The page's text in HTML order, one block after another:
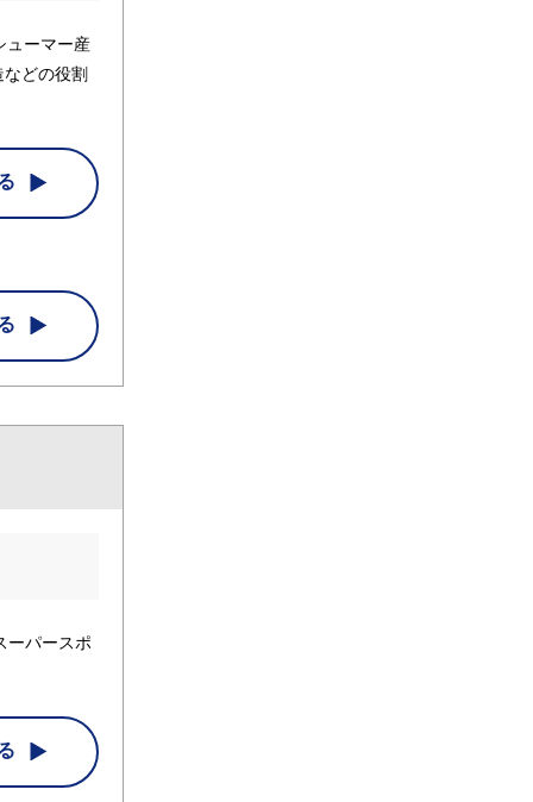
ューマー産
どの役割
ーパースポ